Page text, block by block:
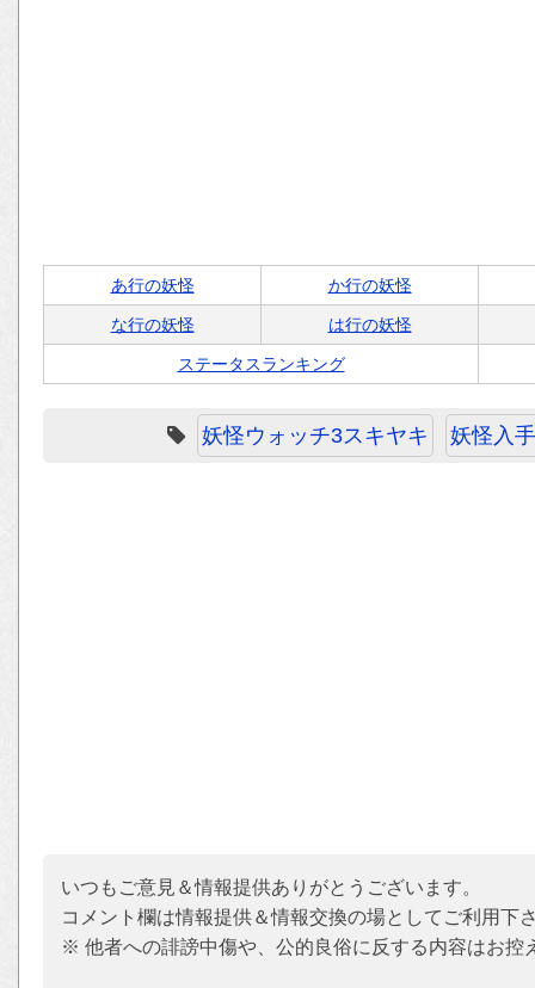
あ行の妖怪 か行の妖怪
な行の妖怪 は行の妖怪
ステータスランキング
妖怪ウォッチ3スキヤキ 妖怪入
いつもご意見＆情報提供ありがとうございます。
コメント欄は情報提供＆情報交換の場としてご利用下
※ 他者への誹謗中傷や、公的良俗に反する内容はお控